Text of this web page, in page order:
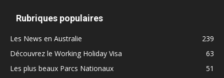
Rubriques populaires
Les News en Australie
239
Découvrez le Working Holiday Visa
63
Les plus beaux Parcs Nationaux
51